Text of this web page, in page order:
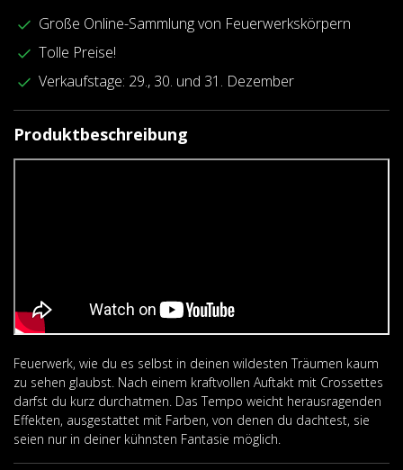
Große Online-Sammlung von Feuerwerkskörpern
Tolle Preise!
Verkaufstage: 29., 30. und 31. Dezember
Produktbeschreibung
Feuerwerk, wie du es selbst in deinen wildesten Träumen kaum
zu sehen glaubst. Nach einem kraftvollen Auftakt mit Crossettes
darfst du kurz durchatmen. Das Tempo weicht herausragenden
Effekten, ausgestattet mit Farben, von denen du dachtest, sie
seien nur in deiner kühnsten Fantasie möglich.